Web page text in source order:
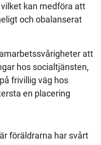
kan medföra att
och obalanserat
att
hos socialtjänsten,
frivillig väg hos
en placering
föräldrarna har svårt